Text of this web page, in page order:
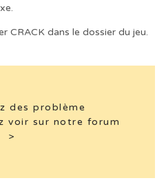
CRACK dans le dossier du jeu.
des problème
voir sur notre forum
>